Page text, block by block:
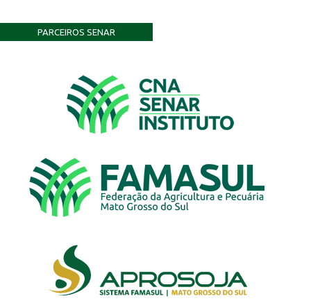
PARCEIROS SENAR